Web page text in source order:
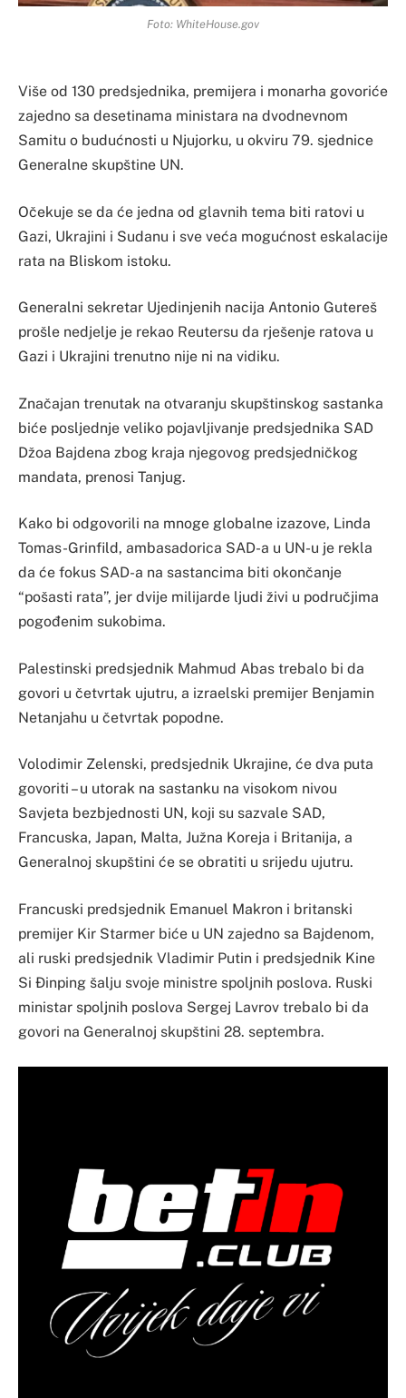
Foto: WhiteHouse.gov
Više od 130 predsjednika, premijera i monarha govoriće
zajedno sa desetinama ministara na dvodnevnom
Samitu o budućnosti u Njujorku, u okviru 79. sjednice
Generalne skupštine UN.
Očekuje se da će jedna od glavnih tema biti ratovi u
Gazi, Ukrajini i Sudanu i sve veća mogućnost eskalacije
rata na Bliskom istoku.
Generalni sekretar Ujedinjenih nacija Antonio Gutereš
prošle nedjelje je rekao Reutersu da rješenje ratova u
Gazi i Ukrajini trenutno nije ni na vidiku.
Značajan trenutak na otvaranju skupštinskog sastanka
biće posljednje veliko pojavljivanje predsjednika SAD
Džoa Bajdena zbog kraja njegovog predsjedničkog
mandata, prenosi Tanjug.
Kako bi odgovorili na mnoge globalne izazove, Linda
Tomas-Grinfild, ambasadorica SAD-a u UN-u je rekla
da će fokus SAD-a na sastancima biti okončanje
“pošasti rata”, jer dvije milijarde ljudi živi u područjima
pogođenim sukobima.
Palestinski predsjednik Mahmud Abas trebalo bi da
govori u četvrtak ujutru, a izraelski premijer Benjamin
Netanjahu u četvrtak popodne.
Volodimir Zelenski, predsjednik Ukrajine, će dva puta
govoriti – u utorak na sastanku na visokom nivou
Savjeta bezbjednosti UN, koji su sazvale SAD,
Francuska, Japan, Malta, Južna Koreja i Britanija, a
Generalnoj skupštini će se obratiti u srijedu ujutru.
Francuski predsjednik Emanuel Makron i britanski
premijer Kir Starmer biće u UN zajedno sa Bajdenom,
ali ruski predsjednik Vladimir Putin i predsjednik Kine
Si Đinping šalju svoje ministre spoljnih poslova. Ruski
ministar spoljnih poslova Sergej Lavrov trebalo bi da
govori na Generalnoj skupštini 28. septembra.